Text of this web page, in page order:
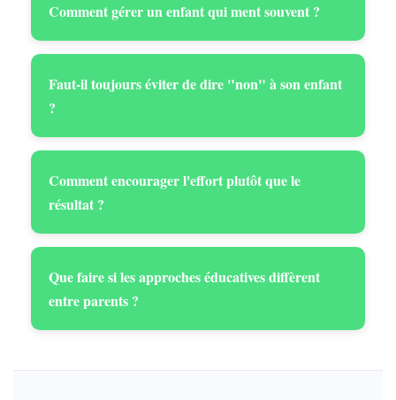
Comment gérer un enfant qui ment souvent ?
Faut-il toujours éviter de dire "non" à son enfant
?
Comment encourager l'effort plutôt que le
résultat ?
Que faire si les approches éducatives diffèrent
entre parents ?